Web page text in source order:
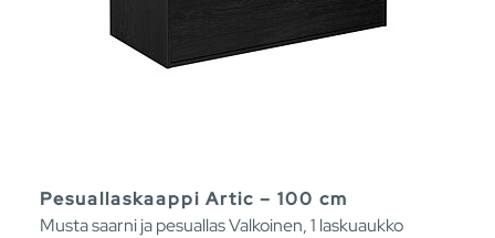
Pesuallaskaappi Artic – 100 cm
Musta saarni ja pesuallas Valkoinen, 1 laskuaukko